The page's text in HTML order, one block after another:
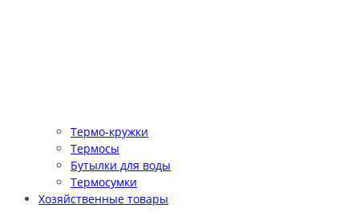
Термо-кружки
Термосы
Бутылки для воды
Термосумки
Хозяйственные товары